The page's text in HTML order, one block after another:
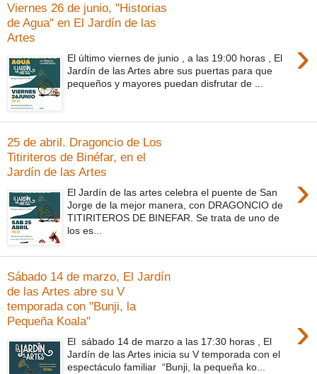
Viernes 26 de junio, "Historias
de Agua" en El Jardín de las
Artes
›
El último viernes de junio , a las 19:00 horas , El
Jardín de las Artes abre sus puertas para que
pequeños y mayores puedan disfrutar de ...
25 de abril. Dragoncio de Los
Titiriteros de Binéfar, en el
Jardín de las Artes
›
El Jardín de las artes celebra el puente de San
Jorge de la mejor manera, con DRAGONCIO de
TITIRITEROS DE BINEFAR. Se trata de uno de
los es...
Sábado 14 de marzo, El Jardín
de las Artes abre su V
temporada con "Bunji, la
Pequeña Koala"
›
El sábado 14 de marzo a las 17:30 horas , El
Jardín de las Artes inicia su V temporada con el
espectáculo familiar “Bunji, la pequeña ko...